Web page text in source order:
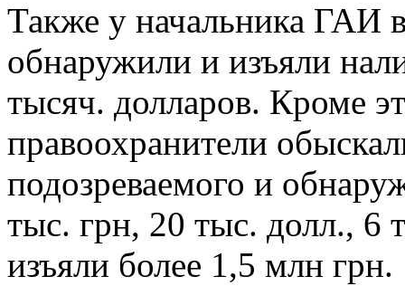
Также у начальника ГАИ
обнаружили и изъяли
тысяч. долларов. Кроме
правоохранители
подозреваемого и
тыс. грн, 20 тыс. долл., 6
изъяли более 1,5 млн грн.